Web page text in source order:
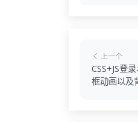
上一个
CSS+JS登
框动画以及